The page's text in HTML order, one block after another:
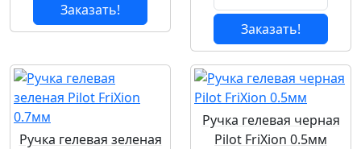
Заказать!
Заказать!
Ручка гелевая зеленая
Ручка гелевая черная
Pilot FriXion 0.5мм